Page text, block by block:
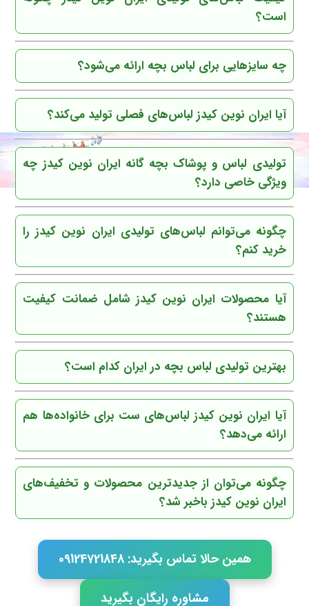
است؟
چه سایزهایی برای لباس بچه ارائه می‌شود؟
آیا ایران نوین کیدز لباس‌های فصلی تولید می‌کند؟
تولیدی لباس و پوشاک بچه گانه ایران نوین کیدز چه
ویژگی خاصی دارد؟
چگونه می‌توانم لباس‌های تولیدی ایران نوین کیدز را
خرید کنم؟
آیا محصولات ایران نوین کیدز شامل ضمانت کیفیت
هستند؟
بهترین تولیدی لباس بچه در ایران کدام است؟
آیا ایران نوین کیدز لباس‌های ست برای خانواده‌ها هم
ارائه می‌دهد؟
چگونه می‌توان از جدیدترین محصولات و تخفیف‌های
ایران نوین کیدز باخبر شد؟
همین حالا تماس بگیرید: 09124721848
مشاوره رایگان بگیرید